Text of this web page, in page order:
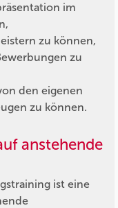
im
zu können,
zu
den eigenen
zu können.
anstehende
ist eine